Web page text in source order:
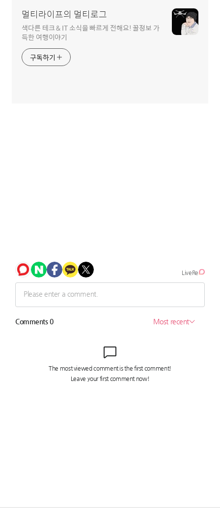
멀티라이프의 멀티로그
색다른 테크 & IT 소식을 빠르게 전해요! 꿀정보 가
득한 여행이야기
구독하기